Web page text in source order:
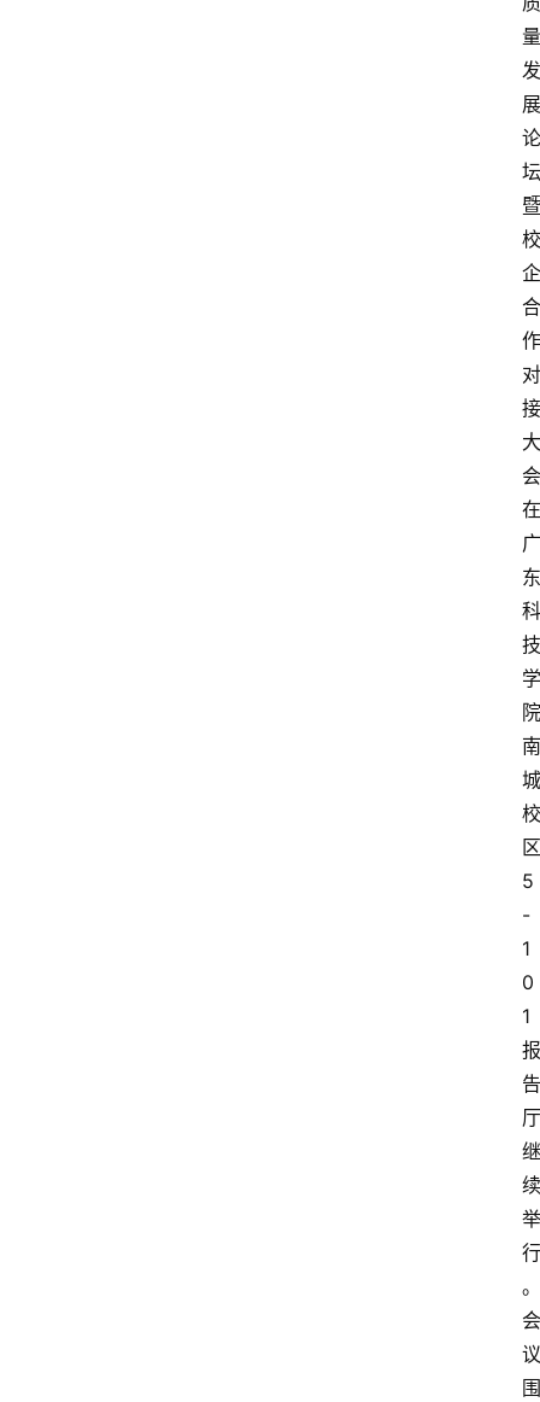
量
发
展
论
坛
暨
校
企
合
作
对
接
大
会
在
广
东
科
技
学
院
南
城
校
区
5
-
1
0
1
报
告
厅
继
续
举
行
。
会
议
围